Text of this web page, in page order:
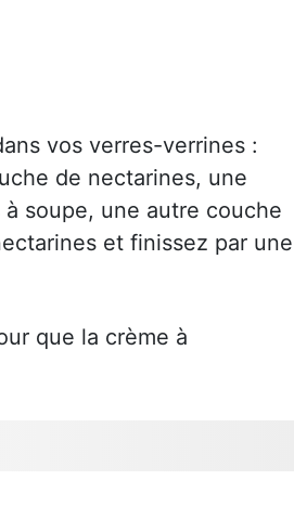
vos verres-verrines :
de nectarines, une
soupe, une autre couche
et finissez par une
que la crème à